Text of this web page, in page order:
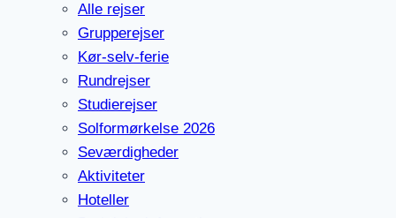
Alle rejser
Grupperejser
Kør-selv-ferie
Rundrejser
Studierejser
Solformørkelse 2026
Seværdigheder
Aktiviteter
Hoteller